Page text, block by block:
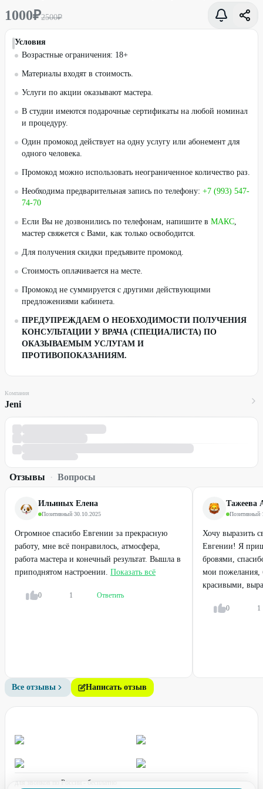
1000₽2500₽
Условия
Возрастные ограничения: 18+
Материалы входят в стоимость.
Услуги по акции оказывают мастера.
В студии имеются подарочные сертификаты на любой номинал
и процедуру.
Один промокод действует на одну услугу или абонемент для
одного человека.
Промокод можно использовать неограниченное количество раз.
Необходима предварительная запись по телефону: +7 (993) 547-
74-70
Если Вы не дозвонились по телефонам, напишите в МАКС,
мастер свяжется с Вами, как только освободится.
Для получения скидки предъявите промокод.
Стоимость оплачивается на месте.
Промокод не суммируется с другими действующими
предложениями кабинета.
ПРЕДУПРЕЖДАЕМ О НЕОБХОДИМОСТИ ПОЛУЧЕНИЯ
КОНСУЛЬТАЦИИ У ВРАЧА (СПЕЦИАЛИСТА) ПО
ОКАЗЫВАЕМЫМ УСЛУГАМ И
ПРОТИВОПОКАЗАНИЯМ.
Компания
Jeni
Отзывы · Вопросы
Ильиных Елена
Позитивный·30.10.2025
Огромное спасибо Евгении за прекрасную
работу, мне всё понравилось, атмосфера,
работа мастера и конечный результат. Вышла в
приподнятом настроении. Показать всё
0 1 Ответить
Тажеева
Позитивный·
Хочу выразить
Евгении! Я
бровями,
мои пожелания,
красивыми,
0 1
Все отзывы Написать отзыв
для звонков по России - бесплатно